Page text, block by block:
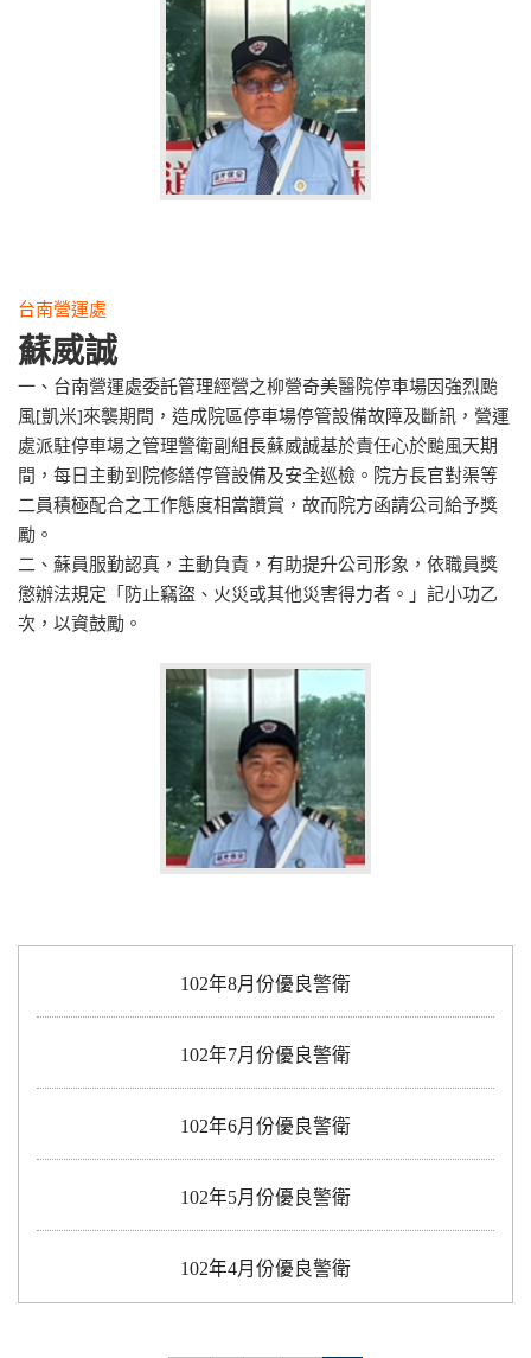
102年8月份優良警衛
102年7月份優良警衛
102年6月份優良警衛
102年5月份優良警衛
102年4月份優良警衛
台南營運處
蘇威誠
一、台南營運處委託管理經營之柳營奇美醫院停車場因強烈颱
風[凱米]來襲期間，造成院區停車場停管設備故障及斷訊，營運
處派駐停車場之管理警衛副組長蘇威誠基於責任心於颱風天期
間，每日主動到院修繕停管設備及安全巡檢。院方長官對渠等
二員積極配合之工作態度相當讚賞，故而院方函請公司給予獎
勵。
二、蘇員服勤認真，主動負責，有助提升公司形象，依職員獎
懲辦法規定「防止竊盜、火災或其他災害得力者。」記小功乙
次，以資鼓勵。